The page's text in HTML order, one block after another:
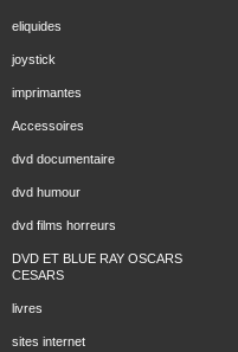
eliquides
joystick
imprimantes
Accessoires
dvd documentaire
dvd humour
dvd films horreurs
DVD ET BLUE RAY OSCARS
CESARS
livres
sites internet